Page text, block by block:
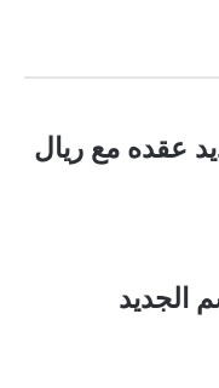
عقده مع ريال
الجديد